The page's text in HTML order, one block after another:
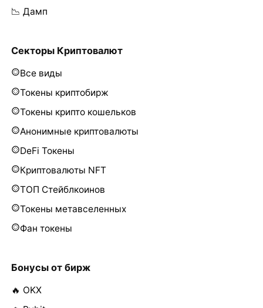
📉 Дамп
Секторы Криптовалют
Все виды
Токены криптобирж
Токены крипто кошельков
Анонимные криптовалюты
DeFi Токены
Криптовалюты NFT
ТОП Стейблкоинов
Токены метавселенных
Фан токены
Бонусы от бирж
🔥 OKX